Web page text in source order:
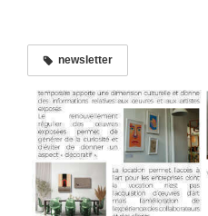
newsletter